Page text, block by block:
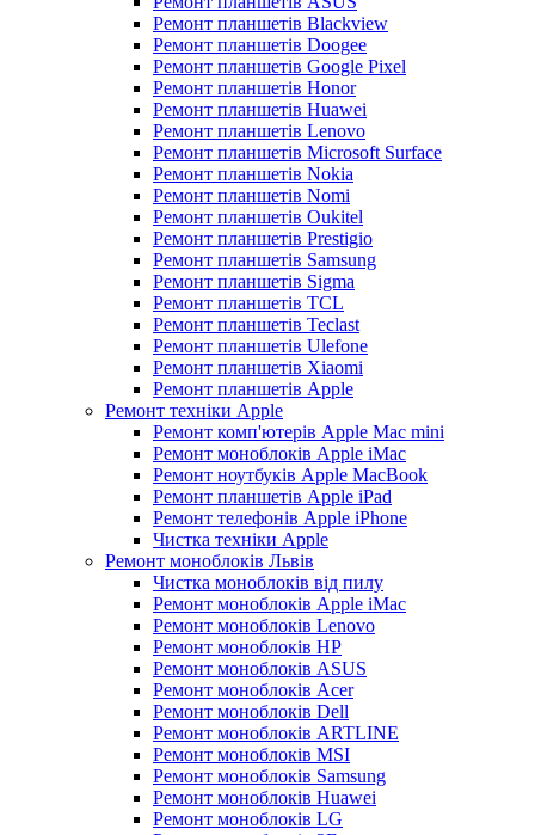
Ремонт планшетів Blackview
Ремонт планшетів Doogee
Ремонт планшетів Google Pixel
Ремонт планшетів Honor
Ремонт планшетів Huawei
Ремонт планшетів Lenovo
Ремонт планшетів Microsoft Surface
Ремонт планшетів Nokia
Ремонт планшетів Nomi
Ремонт планшетів Oukitel
Ремонт планшетів Prestigio
Ремонт планшетів Samsung
Ремонт планшетів Sigma
Ремонт планшетів TCL
Ремонт планшетів Teclast
Ремонт планшетів Ulefone
Ремонт планшетів Xiaomi
Ремонт планшетів Apple
Ремонт техніки Apple
Ремонт комп'ютерів Apple Mac mini
Ремонт моноблоків Apple iMac
Ремонт ноутбуків Apple MacBook
Ремонт планшетів Apple iPad
Ремонт телефонів Apple iPhone
Чистка техніки Apple
Ремонт моноблоків Львів
Чистка моноблоків від пилу
Ремонт моноблоків Apple iMac
Ремонт моноблоків Lenovo
Ремонт моноблоків HP
Ремонт моноблоків ASUS
Ремонт моноблоків Acer
Ремонт моноблоків Dell
Ремонт моноблоків ARTLINE
Ремонт моноблоків MSI
Ремонт моноблоків Samsung
Ремонт моноблоків Huawei
Ремонт моноблоків LG